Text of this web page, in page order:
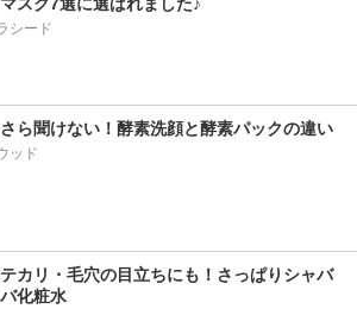
シード
ら聞けない！酵素洗顔と酵素パックの違い
ッド
カリ・毛穴の目立ちにも！さっぱりシャバ
化粧水